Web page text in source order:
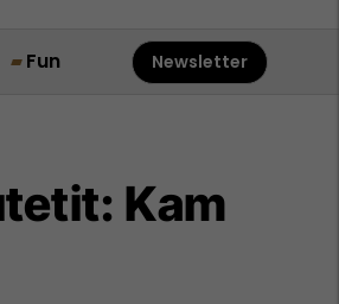
Fun Newsletter
Kam